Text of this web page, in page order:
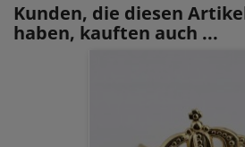
Kunden, die diesen
haben, kauften auch ...